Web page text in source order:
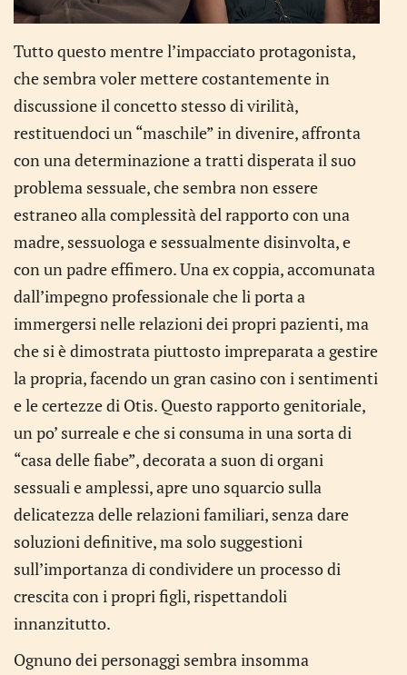
Tutto questo mentre l’impacciato protagonista,
che sembra voler mettere costantemente in
discussione il concetto stesso di virilità,
restituendoci un “maschile” in divenire, affronta
con una determinazione a tratti disperata il suo
problema sessuale, che sembra non essere
estraneo alla complessità del rapporto con una
madre, sessuologa e sessualmente disinvolta, e
con un padre effimero. Una ex coppia, accomunata
dall’impegno professionale che li porta a
immergersi nelle relazioni dei propri pazienti, ma
che si è dimostrata piuttosto impreparata a gestire
la propria, facendo un gran casino con i sentimenti
e le certezze di Otis. Questo rapporto genitoriale,
un po’ surreale e che si consuma in una sorta di
“casa delle fiabe”, decorata a suon di organi
sessuali e amplessi, apre uno squarcio sulla
delicatezza delle relazioni familiari, senza dare
soluzioni definitive, ma solo suggestioni
sull’importanza di condividere un processo di
crescita con i propri figli, rispettandoli
innanzitutto.
Ognuno dei personaggi sembra insomma